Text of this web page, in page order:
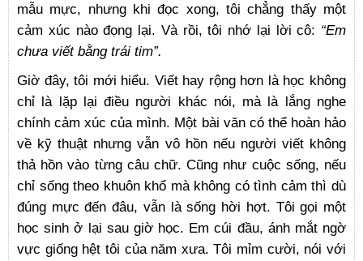
mẫu mực, nhưng khi đọc xong, tôi chẳng thấy một
cảm xúc nào đọng lại. Và rồi, tôi nhớ lại lời cô: “Em
chưa viết bằng trái tim”.
Giờ đây, tôi mới hiểu. Viết hay rộng hơn là học không
chỉ là lặp lại điều người khác nói, mà là lắng nghe
chính cảm xúc của mình. Một bài văn có thể hoàn hảo
về kỹ thuật nhưng vẫn vô hồn nếu người viết không
thả hồn vào từng câu chữ. Cũng như cuộc sống, nếu
chỉ sống theo khuôn khổ mà không có tình cảm thì dù
đúng mực đến đâu, vẫn là sống hời hợt. Tôi gọi một
học sinh ở lại sau giờ học. Em cúi đầu, ánh mắt ngờ
vực giống hệt tôi của năm xưa. Tôi mỉm cười, nói với